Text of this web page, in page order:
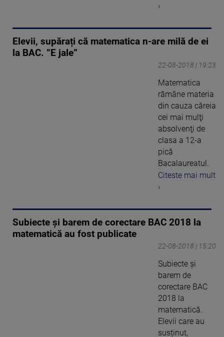
›
Elevii, supărați că matematica n-are milă de ei
la BAC. ”E jale”
22-08-2018 | 19:23
Matematica
rămâne materia
din cauza căreia
cei mai mulţi
absolvenţi de
clasa a 12-a
pică
Bacalaureatul.
Citeste mai mult
›
Subiecte și barem de corectare BAC 2018 la
matematică au fost publicate
22-08-2018 | 15:20
Subiecte și
barem de
corectare BAC
2018 la
matematică.
Elevii care au
susținut,